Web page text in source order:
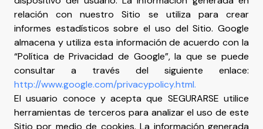
relación con nuestro Sitio se utiliza para crear
informes estadísticos sobre el uso del Sitio. Google
almacena y utiliza esta información de acuerdo con la
“Política de Privacidad de Google”, la que se puede
consultar a través del siguiente enlace:
http://www.google.com/privacypolicy.html.
El usuario conoce y acepta que SEGURARSE utilice
herramientas de terceros para analizar el uso de este
Sitio por medio de cookies. La información generada